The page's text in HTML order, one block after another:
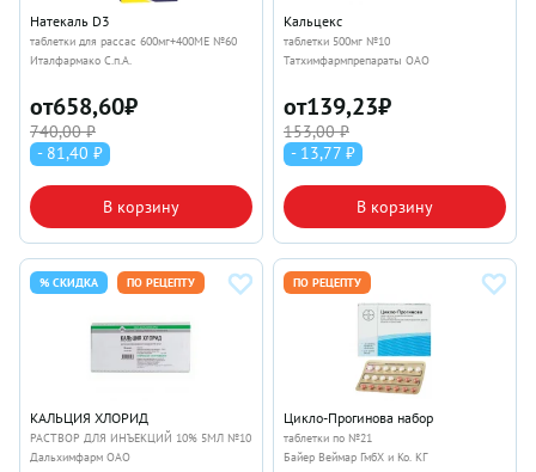
Натекаль D3
таблетки для рассас 600мг+400МЕ №60
Италфармако С.п.А.
от658,60₽
740,00 ₽
- 81,40 ₽
В корзину
Кальцекс
таблетки 500мг №10
Татхимфармпрепараты ОАО
от139,23₽
153,00 ₽
- 13,77 ₽
В корзину
% СКИДКА ПО РЕЦЕПТУ
КАЛЬЦИЯ ХЛОРИД
РАСТВОР ДЛЯ ИНЪЕКЦИЙ 10% 5МЛ №10
Дальхимфарм ОАО
ПО РЕЦЕПТУ
Цикло-Прогинова набор
таблетки по №21
Байер Веймар ГмбХ и Ко. КГ